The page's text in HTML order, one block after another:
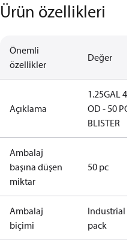
Ürün özellikleri
Önemli
özellikler
Değer
Açıklama
1.25GAL 45B
OD - 50 PCS.
BLISTER
Ambalaj
başına düşen
miktar
50 pc
Ambalaj
biçimi
Industrial
pack